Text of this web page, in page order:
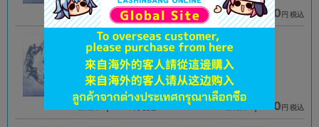
在庫あり 1,690 円 税込 在庫あり 1,590 円 税込
状態 : B
1,990 1,390 円 税込